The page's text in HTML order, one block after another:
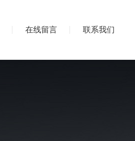
在线留言 联系我们